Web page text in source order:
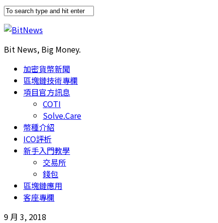
Bit News, Big Money.
加密貨幣新聞
區塊鏈技術專欄
項目官方訊息
COTI
Solve.Care
幣種介紹
ICO評析
新手入門教學
交易所
錢包
區塊鏈應用
客座專欄
9 月 3, 2018